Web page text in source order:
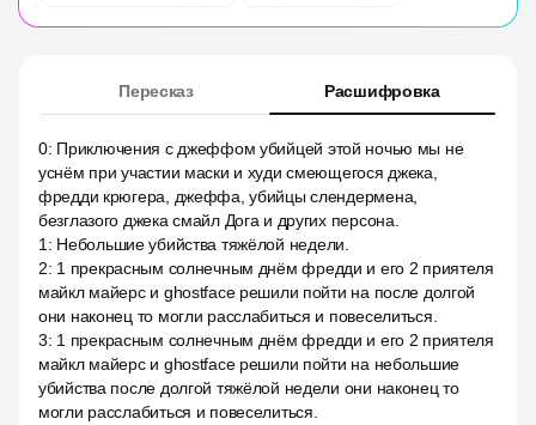
Пересказ Расшифровка
0: Приключения с джеффом убийцей этой ночью мы не
уснём при участии маски и худи смеющегося джека,
фредди крюгера, джеффа, убийцы слендермена,
безглазого джека смайл Дога и других персона.
1 : Небольшие убийства тяжёлой недели.
2: 1 прекрасным солнечным днём фредди и его 2 приятеля
майкл майерс и ghostface решили пойти на после долгой
они наконец то могли расслабиться и повеселиться.
3: 1 прекрасным солнечным днём фредди и его 2 приятеля
майкл майерс и ghostface решили пойти на небольшие
убийства после долгой тяжёлой недели они наконец то
могли расслабиться и повеселиться.